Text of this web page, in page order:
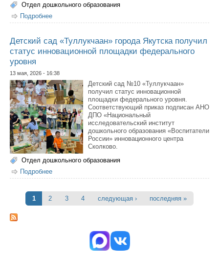
Отдел дошкольного образования
Подробнее
юбилей
Детский сад «Туллукчаан» города Якутска получил
статус инновационной площадки федерального
уровня
13 мая, 2026 - 16:38
Детский сад №10 «Туллукчаан»
получил статус инновационной
площадки федерального уровня.
Соответствующий приказ подписан АНО
ДПО «Национальный
исследовательский институт
дошкольного образования «Воспитатели
России» инновационного центра
Сколково.
Отдел дошкольного образования
Подробнее
статус инновационной площадки федерального уровня
Страницы
1 2 3 4 следующая › последняя »